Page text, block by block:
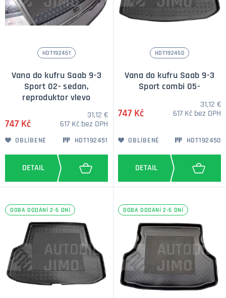
HDT192451
Vana do kufru Saab 9-3
Sport 02- sedan,
reproduktor vlevo
747 Kč
31,12 €
617 Kč bez DPH
OBLÍBENÉ HDT192451
HDT192450
Vana do kufru Saab 9-3
Sport combi 05-
747 Kč
31,12 €
617 Kč bez DPH
OBLÍBENÉ HDT192450
DOBA DODÁNÍ 2-5 DNÍ DOBA DODÁNÍ 2-5 DNÍ